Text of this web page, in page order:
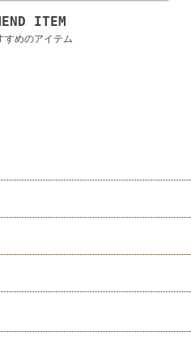
ITEM
すめのアイテム